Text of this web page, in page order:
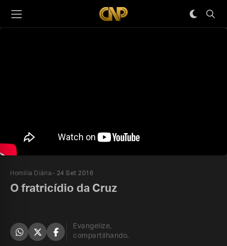
Homilia Diária 24 Set 2016
O fratricídio da Cruz
Evangelize,
compartilhando.